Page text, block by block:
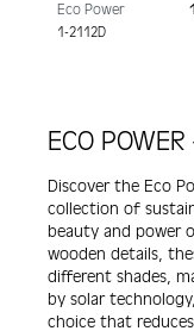
Eco Power
1-2112D
ECO
Discover the Eco
collection of
beauty and power
wooden details,
different shades,
by solar
choice that